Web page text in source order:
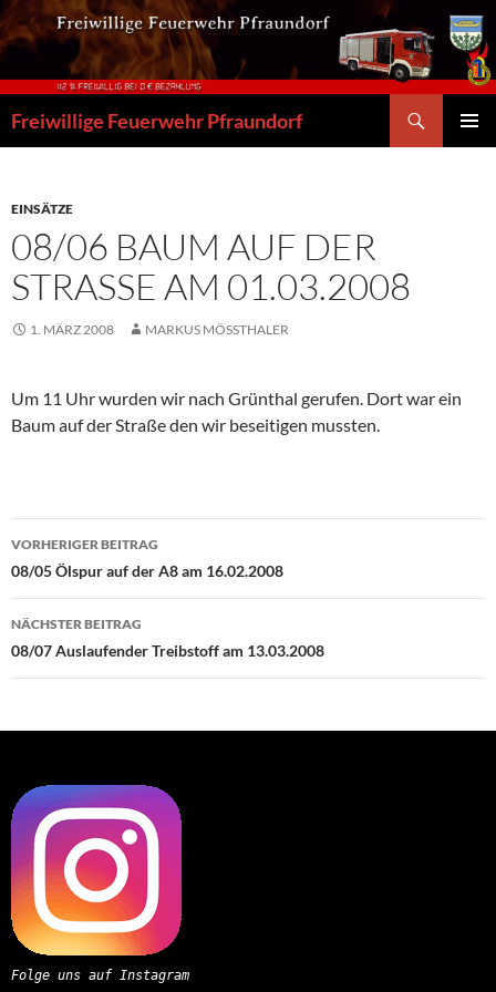
Zum
Inhalt
springen
Freiwillige Feuerwehr Pfraundorf
EINSÄTZE
08/06 BAUM AUF DER
STRASSE AM 01.03.2008
1. MÄRZ 2008 MARKUS MÖSSTHALER
Um 11 Uhr wurden wir nach Grünthal gerufen. Dort war ein
Baum auf der Straße den wir beseitigen mussten.
Beitragsnavigation
VORHERIGER BEITRAG
08/05 Ölspur auf der A8 am 16.02.2008
NÄCHSTER BEITRAG
08/07 Auslaufender Treibstoff am 13.03.2008
Folge uns auf Instagram